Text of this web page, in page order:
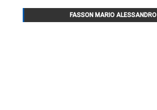
FASSON MARIO ALESSANDRO